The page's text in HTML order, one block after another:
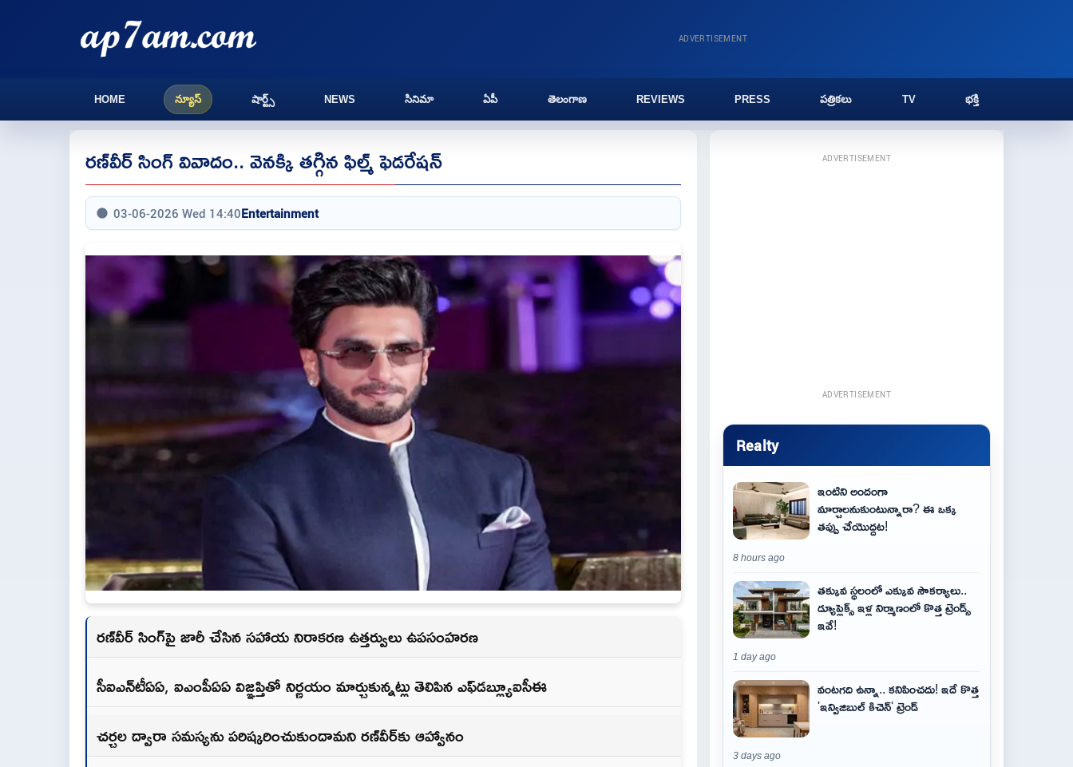
ADVERTISEMENT
HOME న్యూస్ షార్ట్స్ NEWS సినిమా ఏపీ తెలంగాణ REVIEWS PRESS పత్రికలు TV భక్తి
రణ్‌వీర్‌ సింగ్ వివాదం.. వెనక్కి తగ్గిన ఫిల్మ్ ఫెడరేషన్
03-06-2026 Wed 14:40Entertainment
రణ్‌వీర్‌ సింగ్‌పై జారీ చేసిన సహాయ నిరాకరణ ఉత్తర్వులు ఉపసంహరణ
సీఐఎన్‌టీఏఏ, ఐఎంపీఏఏ విజ్ఞప్తితో నిర్ణయం మార్చుకున్నట్లు తెలిపిన ఎఫ్‌డ‌బ్ల్యూఐసీఈ
చర్చల ద్వారా సమస్యను పరిష్కరించుకుందామని రణ్‌వీర్‌కు ఆహ్వానం
ADVERTISEMENT
ADVERTISEMENT
Realty
ఇంటిని అందంగా
మార్చాలనుకుంటున్నారా? ఈ ఒక్క
తప్పు చేయొద్దట!
8 hours ago
తక్కువ స్థలంలో ఎక్కువ సౌకర్యాలు..
డ్యూప్లెక్స్ ఇళ్ల నిర్మాణంలో కొత్త ట్రెండ్స్
ఇవే!
1 day ago
వంటగది ఉన్నా.. కనిపించదు! ఇదే కొత్త
'ఇన్విజిబుల్ కిచెన్' ట్రెండ్
3 days ago